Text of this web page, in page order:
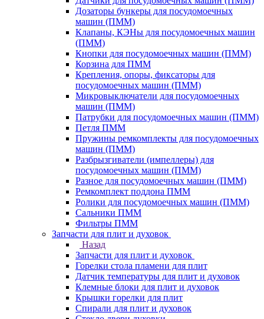
Дозаторы бункеры для посудомоечных
машин (ПММ)
Клапаны, КЭНы для посудомоечных машин
(ПММ)
Кнопки для посудомоечных машин (ПММ)
Корзина для ПММ
Крепления, опоры, фиксаторы для
посудомоечных машин (ПММ)
Микровыключатели для посудомоечных
машин (ПММ)
Патрубки для посудомоечных машин (ПММ)
Петля ПММ
Пружины ремкомплекты для посудомоечных
машин (ПММ)
Разбрызгиватели (импеллеры) для
посудомоечных машин (ПММ)
Разное для посудомоечных машин (ПММ)
Ремкомплект поддона ПММ
Ролики для посудомоечных машин (ПММ)
Сальники ПММ
Фильтры ПММ
Запчасти для плит и духовок
Назад
Запчасти для плит и духовок
Горелки стола пламени для плит
Датчик температуры для плит и духовок
Клемные блоки для плит и духовок
Крышки горелки для плит
Спирали для плит и духовок